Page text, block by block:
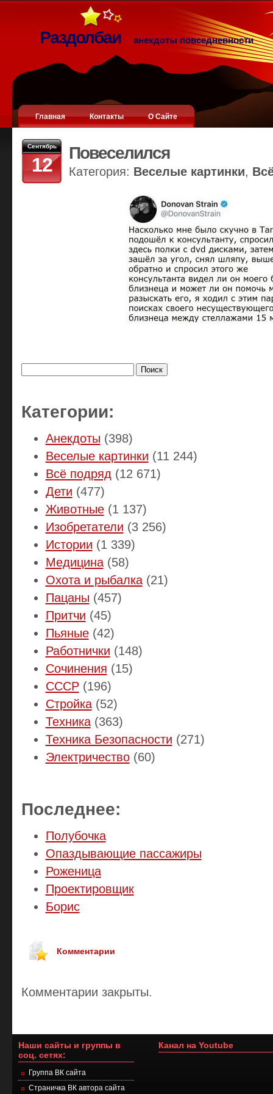
Раздолбаи анекдоты повседневности
Главная Контакты О Сайте
Сентябрь
12
Повеселился
Категория: Веселые картинки,
Категории:
Анекдоты (398)
Веселые картинки (11 244)
Всё подряд (12 671)
Дети (477)
Животные(1 137)
Изобретатели (3 256)
Истории (1 339)
Медицина(58)
Охота и рыбалка(21)
Пацаны (457)
Притчи (45)
Пьяные(42)
Работнички (148)
Сочинения (15)
СССР(196)
Стройка(52)
Техника(363)
Техника Безопасности (271)
Электричество(60)
Последнее:
Полубочка
Опаздывающие пассажиры
Роженица
Проектировщик
Борис
Комментарии
Комментарии закрыты.
Наши сайты и группы в
соц. сетях:
Группа ВК сайта
Страничка ВК автора сайта
Канал на Youtube